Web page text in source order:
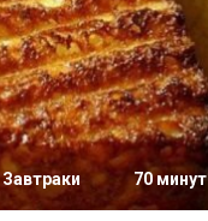
Завтраки 70 минут